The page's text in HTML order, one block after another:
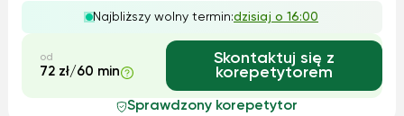
Najbliższy wolny termin:dzisiaj o 16:00
od
72 zł/60 min
Skontaktuj się z
korepetytorem
Sprawdzony korepetytor